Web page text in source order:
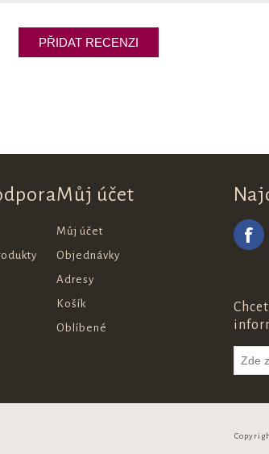
Můj účet
Můj účet
Objednávky
Adresy
Košík
Oblíbené